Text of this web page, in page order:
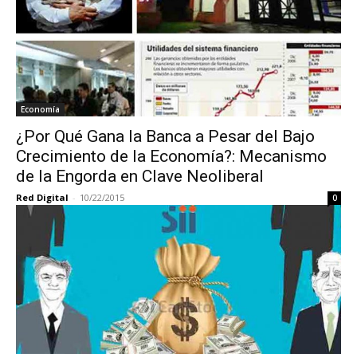
Economía
¿Por Qué Gana la Banca a Pesar del Bajo
Crecimiento de la Economía?: Mecanismo
de la Engorda en Clave Neoliberal
Red Digital - 10/22/2015 0